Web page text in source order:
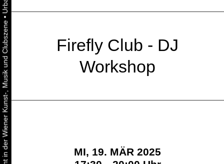
•
Firefly Club - DJ
Workshop
MI, 19. MÄR 2025